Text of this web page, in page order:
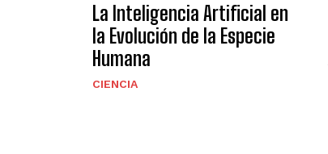
La Inteligencia Artificial en
la Evolución de la Especie
Humana
CIENCIA